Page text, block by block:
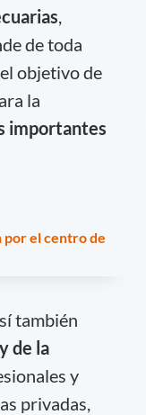
de toda
objetivo de
la
importantes
por el centro de
también
de la
y
privadas,